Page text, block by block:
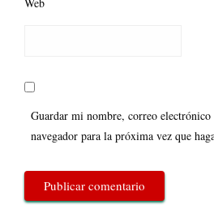
Guardar mi nombre, correo
navegador para la próxima vez que